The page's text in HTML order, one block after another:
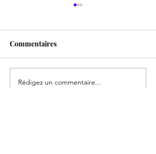
UN ROYAUME EN
Commentaires
Rédigez un commentaire...